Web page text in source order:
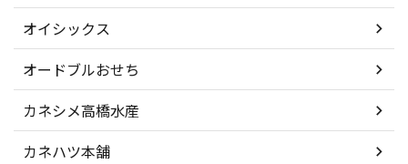
オイシックス
オードブルおせち
カネシメ高橋水産
カネハツ本舗